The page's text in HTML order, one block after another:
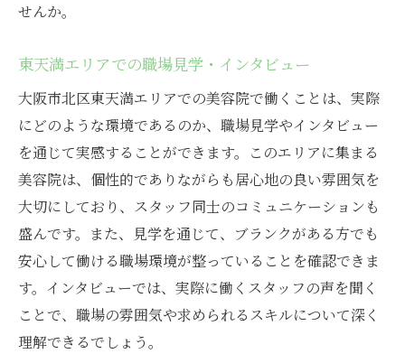
せんか。
東天満エリアでの職場見学・インタビュー
大阪市北区東天満エリアでの美容院で働くことは、実際
にどのような環境であるのか、職場見学やインタビュー
を通じて実感することができます。このエリアに集まる
美容院は、個性的でありながらも居心地の良い雰囲気を
大切にしており、スタッフ同士のコミュニケーションも
盛んです。また、見学を通じて、ブランクがある方でも
安心して働ける職場環境が整っていることを確認できま
す。インタビューでは、実際に働くスタッフの声を聞く
ことで、職場の雰囲気や求められるスキルについて深く
理解できるでしょう。